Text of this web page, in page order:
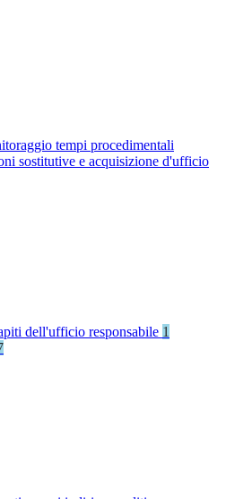
tempi procedimentali
sostitutive e acquisizione d'ufficio
dell'ufficio responsabile 1